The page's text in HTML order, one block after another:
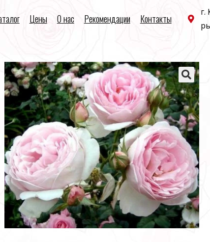
Цены О нас Рекомендации Контакты
г.